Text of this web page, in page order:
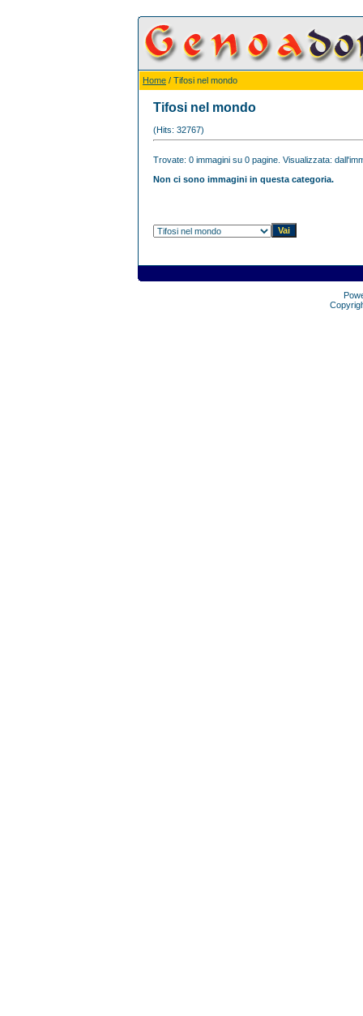
Home / Tifosi nel mondo
Tifosi nel mondo
(Hits: 32767)
Trovate: 0 immagini su 0 pagine. Visualizzata:
Non ci sono immagini in questa categoria.